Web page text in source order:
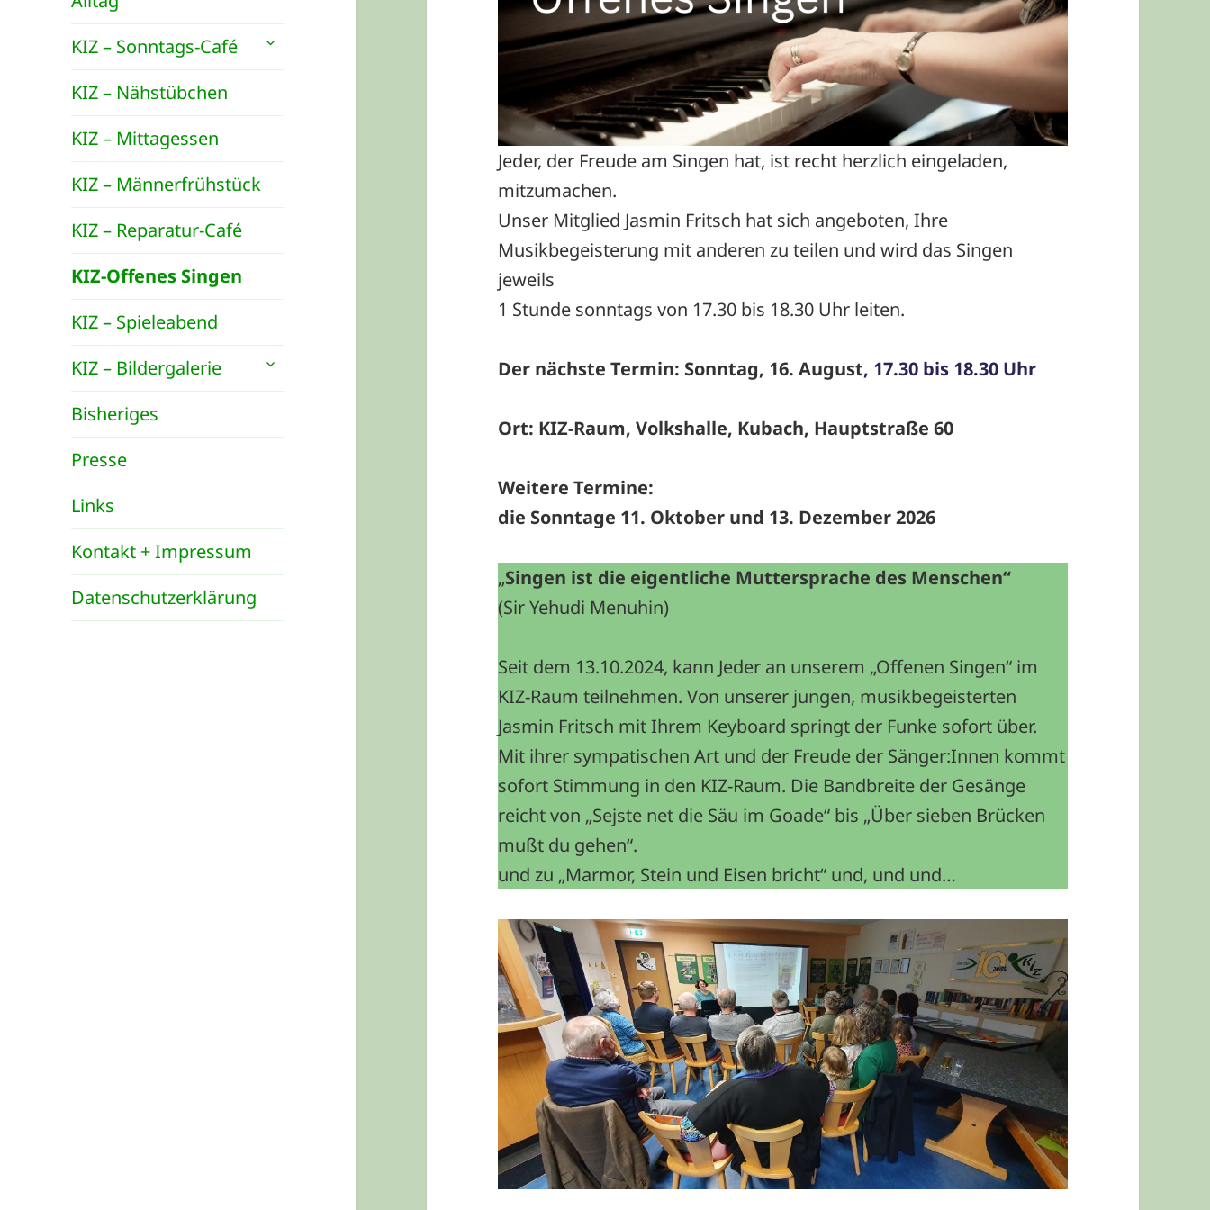
KIZ – Sonntags-Café
untermenü
KIZ – Nähstübchen
KIZ – Mittagessen
KIZ – Männerfrühstück
KIZ – Reparatur-Café
KIZ-Offenes Singen
KIZ – Spieleabend
KIZ – Bildergalerie
untermenü
Bisheriges
Presse
Links
Kontakt + Impressum
Datenschutzerklärung
Jeder, der Freude am Singen hat, ist recht herzlich eingeladen,
mitzumachen.
Unser Mitglied Jasmin Fritsch hat sich angeboten, Ihre
Musikbegeisterung mit anderen zu teilen und wird das Singen
jeweils
1 Stunde sonntags von 17.30 bis 18.30 Uhr leiten.
Der nächste Termin: Sonntag, 16. August, 17.30 bis 18.30 Uhr
Ort: KIZ-Raum, Volkshalle, Kubach, Hauptstraße 60
Weitere Termine:
die Sonntage 11. Oktober und 13. Dezember2026
„Singen ist die eigentliche Muttersprache des Menschen“
(Sir Yehudi Menuhin)
Seit dem 13.10.2024, kann Jeder an unserem „Offenen Singen“ im
KIZ-Raum teilnehmen. Von unserer jungen, musikbegeisterten
Jasmin Fritsch mit Ihrem Keyboard springt der Funke sofort über.
Mit ihrer sympatischen Art und der Freude der Sänger:Innen kommt
sofort Stimmung in den KIZ-Raum. Die Bandbreite der Gesänge
reicht von „Sejste net die Säu im Goade“ bis „Über sieben Brücken
mußt du gehen“.
und zu „Marmor, Stein und Eisen bricht“ und, und und…